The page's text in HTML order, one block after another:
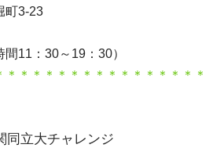
町3-23
11：30～19：30）
＊＊＊＊＊＊＊＊＊＊＊＊＊＊＊＊
同立大チャレンジ